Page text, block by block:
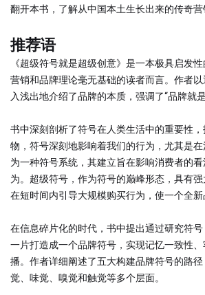
翻开本书，了解从中国本土生长出来的传奇营
推荐语
《超级符号就是超级创意》是一本极具启发
营销和品牌理论毫无基础的读者而言。作者
入浅出地介绍了品牌的本质，强调了“品牌就
书中深刻剖析了符号在人类生活中的重要性
物，符号深刻地影响着我们的行为，尤其是
为一种符号系统，其建立旨在影响消费者的
为。超级符号，作为符号的巅峰形态，具有
在短时间内引导大规模购买行为，使一个全新
在信息碎片化的时代，书中提出通过研究符
一片打造成一个品牌符号，实现记忆一致性
播。作者详细阐述了五大构建品牌符号的路
觉、味觉、嗅觉和触觉等多个层面。